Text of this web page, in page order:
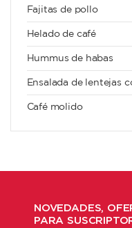
Fajitas de pollo
Helado de café
Hummus de habas
Ensalada de lentejas
Café molido
NOVEDADES,
PARA